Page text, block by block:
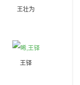
王壮为
王铎